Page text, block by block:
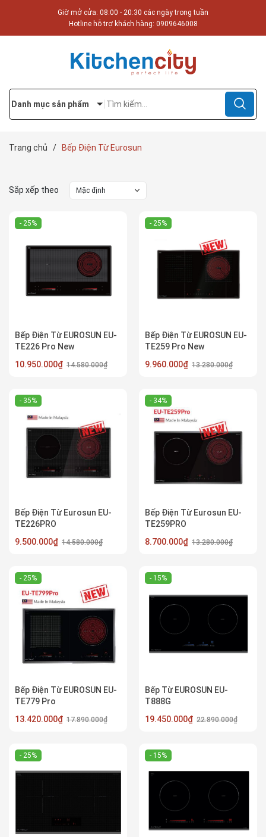
Giờ mở cửa: 08:00 - 20:30 các ngày trong tuần
Hotline hỗ trợ khách hàng: 0909646008
Danh mục sản phẩm
Trang chủ / Bếp Điện Từ Eurosun
Sắp xếp theo Mặc định
- 25%
Bếp Điện Từ EUROSUN EU-
TE226 Pro New
10.950.000₫ 14.580.000₫
- 25%
Bếp Điện Từ EUROSUN EU-
TE259 Pro New
9.960.000₫ 13.280.000₫
- 35%
Bếp Điện Từ Eurosun EU-
TE226PRO
9.500.000₫ 14.580.000₫
- 34%
Bếp Điện Từ Eurosun EU-
TE259PRO
8.700.000₫ 13.280.000₫
- 25%
Bếp Điện Từ EUROSUN EU-
TE779 Pro
13.420.000₫ 17.890.000₫
- 15%
Bếp Từ EUROSUN EU-
T888G
19.450.000₫ 22.890.000₫
- 25% - 15%